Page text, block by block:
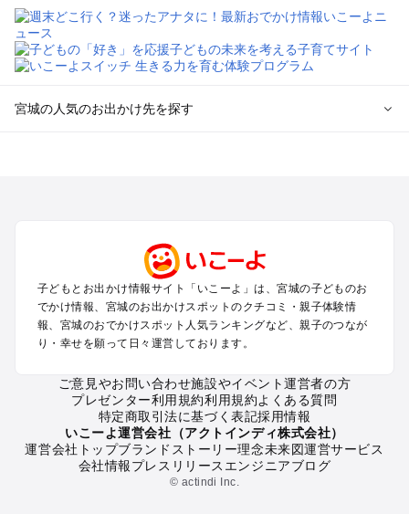
宮城の人気のお出かけ先を探す
蔵王・白石のプールお出かけ
石巻・気仙沼のプールお出かけ
栗原・登米のプールお出かけ
宮城の定番お出かけスポット
宮城の動物園
宮城のバーベキュー
宮城の釣り
宮城の牧場
宮城のプール
子どもとお出かけ情報サイト「いこーよ」は、宮城の子どものお
でかけ情報、宮城のお出かけスポットのクチコミ・親子体験情
報、宮城のおでかけスポット人気ランキングなど、親子のつなが
り・幸せを願って日々運営しております。
ご意見やお問い合わせ施設やイベント運営者の方
プレゼンター利用規約利用規約よくある質問
特定商取引法に基づく表記採用情報
いこーよ運営会社（アクトインディ株式会社）
運営会社トップブランドストーリー理念未来図運営サービス
会社情報プレスリリース エンジニアブログ
© actindi Inc.